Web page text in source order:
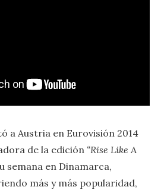
a Austria en Eurovisión 2014
de la edición “Rise Like A
semana en Dinamarca,
más y más popularidad,